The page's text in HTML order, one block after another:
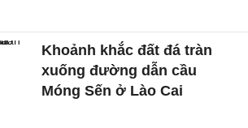
Khoảnh khắc đất đá tràn
xuống đường dẫn cầu
Móng Sến ở Lào Cai